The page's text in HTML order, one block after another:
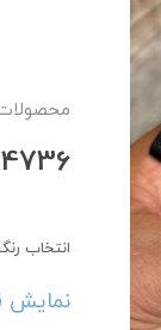
انتخاب
نمایش